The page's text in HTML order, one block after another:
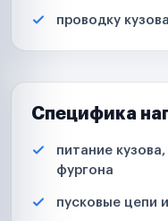
проводку
Специфика
питание
фургона
пусковые цепи